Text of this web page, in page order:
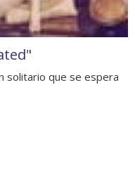
solitario que se espera